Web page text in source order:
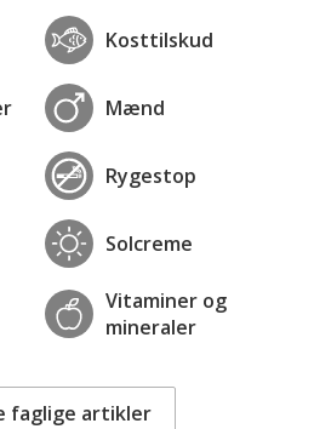
Kosttilskud
Mænd
Rygestop
Solcreme
Vitaminer og
mineraler
faglige artikler